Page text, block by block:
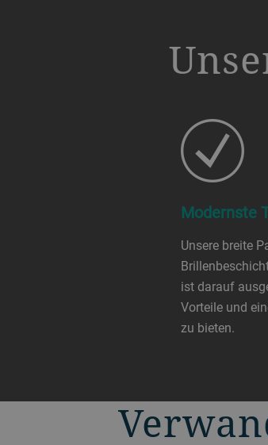
Modernste
Unsere breite
ist darauf
Vorteile und
zu bieten.